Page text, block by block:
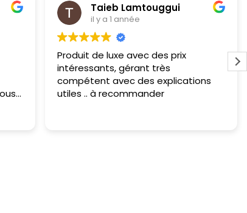
Taieb Lamtouggui
il y a 1 année
Produit de luxe avec des prix
intéressants, gérant très
compétent avec des explications
utiles .. à recommander